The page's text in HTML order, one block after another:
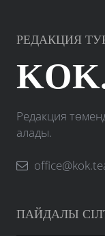
РЕДАКЦИЯ
Редакция
алады.
ПАЙДАЛЫ